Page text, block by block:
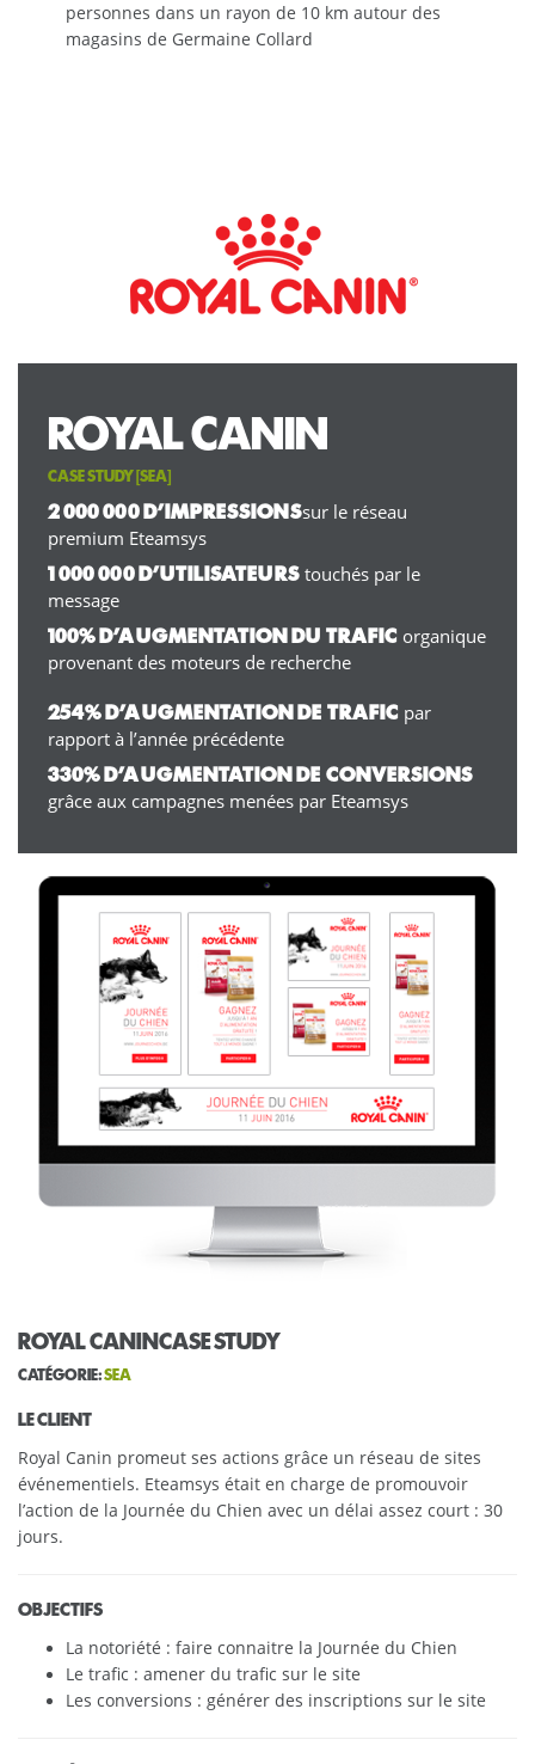
personnes dans un rayon de 10 km autour des
magasins de Germaine Collard
ROYAL CANIN
CASE STUDY [ SEA
2 000 000 D’IMPRESSIONSsur le réseau
premium Eteamsys
1 000 000 D’UTILISATEURStouchés par le
message
100% D’AUGMENTATION DU TRAFIC organique
provenant des moteurs de recherche
254% D’AUGMENTATION DE TRAFIC par
rapport à l’année précédente
330% D’AUGMENTATION DE CONVERSIONS
grâce aux campagnes menées par Eteamsys
ROYAL CANINCASE STUDY
CATÉGORIE:SEA
LE CLIENT
Royal Canin promeut ses actions grâce un réseau de sites
événementiels. Eteamsys était en charge de promouvoir
l’action de la Journée du Chien avec un délai assez court : 30
jours.
OBJECTIFS
La notoriété : faire connaitre la Journée du Chien
Le trafic : amener du trafic sur le site
Les conversions : générer des inscriptions sur le site